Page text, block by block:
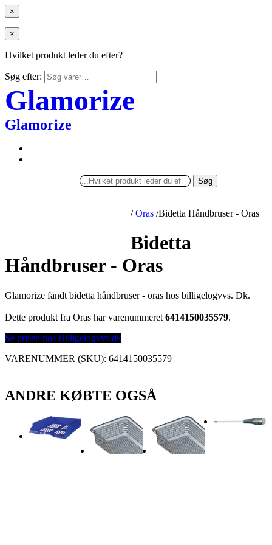
×
×
Hvilket produkt leder du efter?
Søg efter:
Glamorize
Glamorize
Søg
/ Oras /Bidetta Håndbruser - Oras
Bidetta
Håndbruser - Oras
Glamorize fandt bidetta håndbruser - oras hos billigelogvvs. Dk.
Dette produkt fra Oras har varenummeret 6414150035579.
Se prisen hos Billigelogvvs.dk
VARENUMMER (SKU): 6414150035579
ANDRE KØBTE OGSÅ